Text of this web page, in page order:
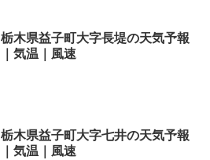
栃木県益子町大字長堤の天気予報
｜気温｜風速
栃木県益子町大字七井の天気予報
｜気温｜風速